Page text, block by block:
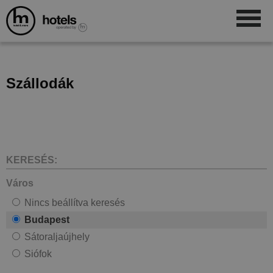
Szállodák
KERESÉS:
Város
Nincs beállítva keresés
Budapest
Sátoraljaújhely
Siófok